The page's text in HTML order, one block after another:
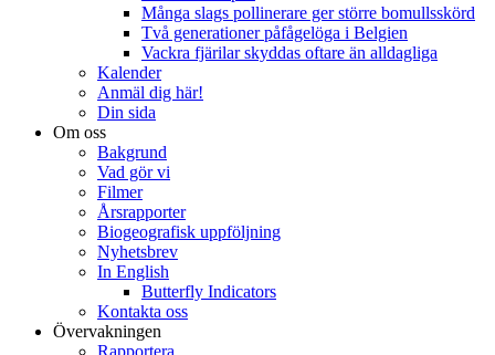
Många slags pollinerare ger större bomullsskörd
Två generationer påfågelöga i Belgien
Vackra fjärilar skyddas oftare än alldagliga
Kalender
Anmäl dig här!
Din sida
Om oss
Bakgrund
Vad gör vi
Filmer
Årsrapporter
Biogeografisk uppföljning
Nyhetsbrev
In English
Butterfly Indicators
Kontakta oss
Övervakningen
Rapportera